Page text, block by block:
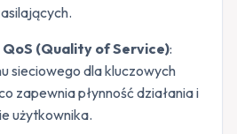
(Quality of Service):
sieciowego dla kluczowych
zapewnia płynność działania i
użytkownika.